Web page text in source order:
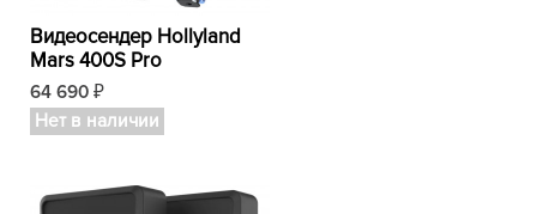
Видеосендер Hollyland
Mars 400S Pro
64 690 ₽
Нет в наличии